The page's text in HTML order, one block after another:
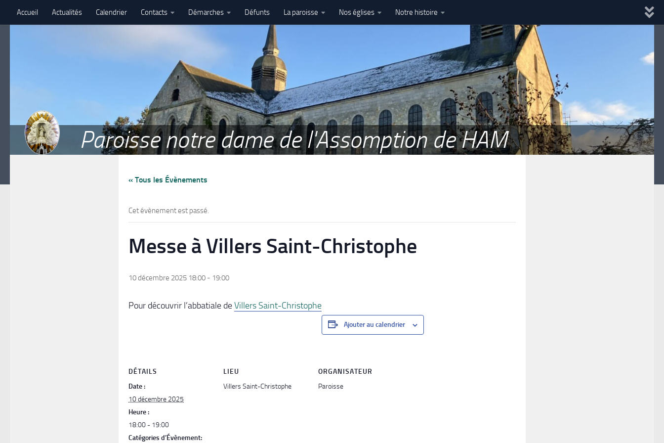
Skip to content
Accueil Actualités Calendrier Contacts Démarches Défunts La paroisse Nos églises Notre histoire
Assemblé paroissiale – 27 juin 2026 – Paroisse Notre-Dame de l’Assomption – Ham
Paroisse notre dame de l'Assomption de HAM
« Tous les Évènements
Cet évènement est passé.
Messe à Villers Saint-Christophe
10 décembre 2025 18:00 - 19:00
Pour découvrir l’abbatiale deVillers Saint-Christophe
Ajouter au calendrier
DÉTAILS
Date :
10 décembre 2025
Heure :
18:00 - 19:00
Catégories d’Évènement:
LIEU
Villers Saint-Christophe
ORGANISATEUR
Paroisse